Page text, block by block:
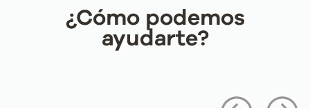
¿Cómo podemos
ayudarte?